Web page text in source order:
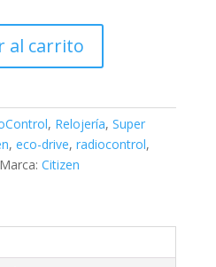
al carrito
, Relojería, Super
, eco-drive, radiocontrol,
Marca: Citizen